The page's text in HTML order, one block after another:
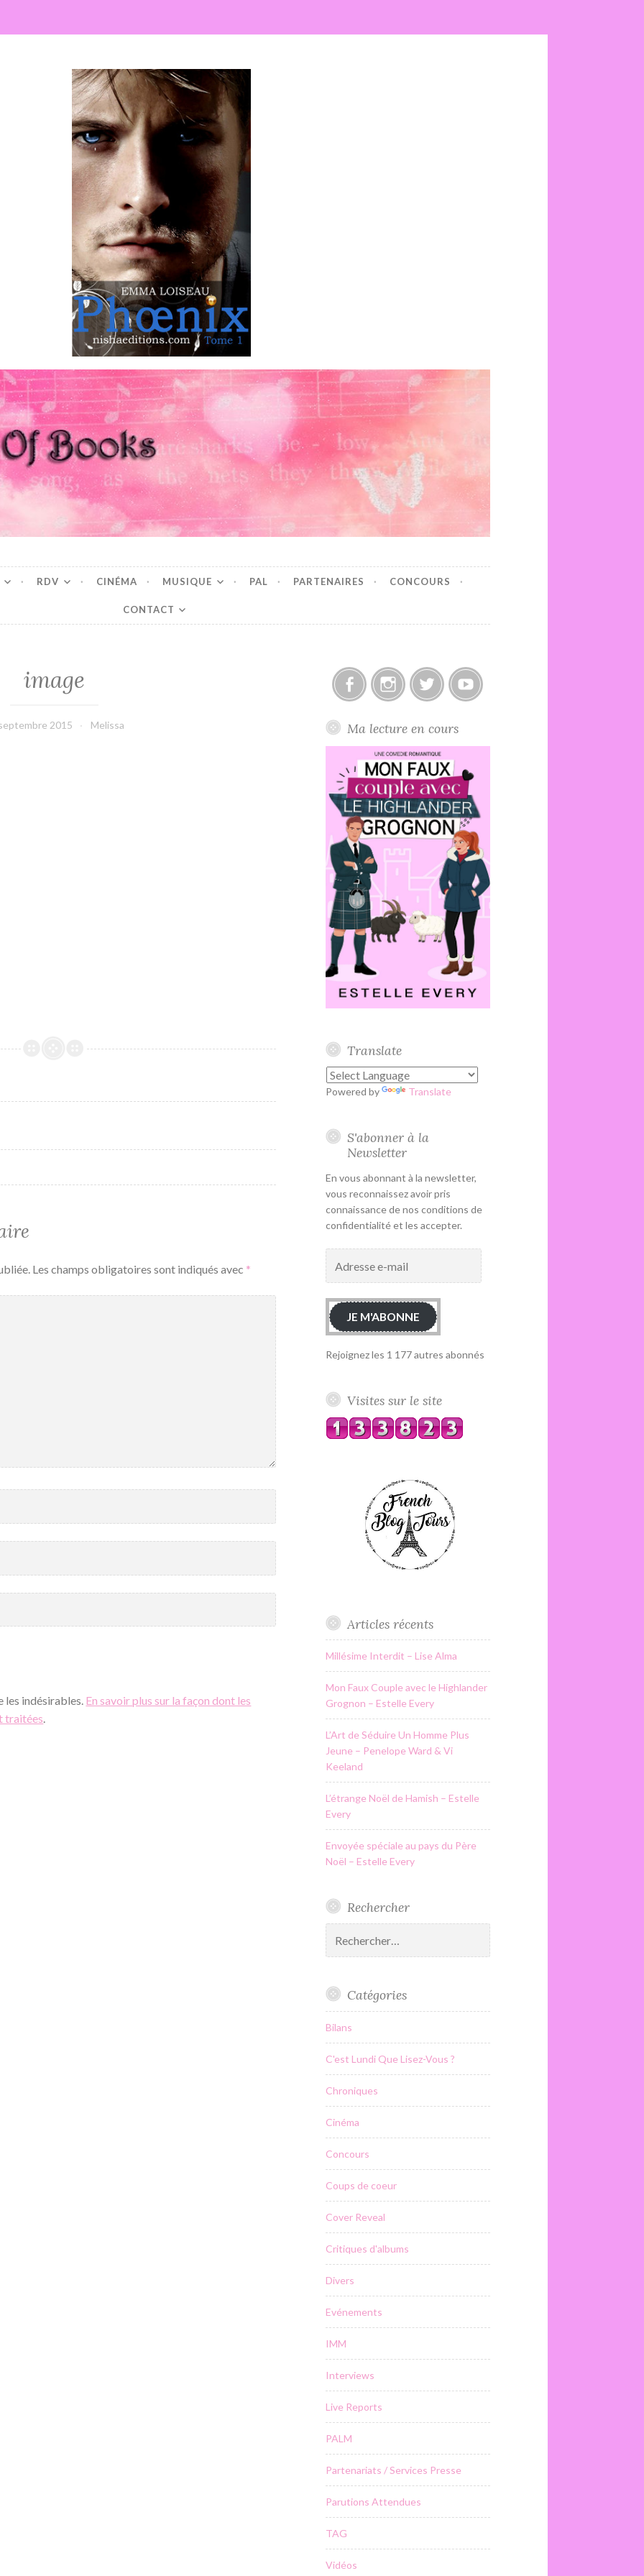
RDV CINÉMA MUSIQUE PAL PARTENAIRES CONCOURS
CONTACT
image
2015 Melissa
Les champs obligatoires sont indiqués avec *
les indésirables. En savoir plus sur la façon dont les
traitées.
Ma lecture en cours
Translate
Powered by Translate
S'abonner à la
Newsletter
En vous abonnant à la newsletter,
vous reconnaissez avoir pris
connaissance de nos conditions de
confidentialité et les accepter.
mail
JE M'ABONNE
Rejoignez les 1 177 autres abonnés
Visites sur le site
Articles récents
Millésime Interdit – Lise Alma
Mon Faux Couple avec le Highlander
Grognon – Estelle Every
L’Art de Séduire Un Homme Plus
Jeune – Penelope Ward & Vi
Keeland
L’étrange Noël de Hamish – Estelle
Every
Envoyée spéciale au pays du Père
Noël – Estelle Every
Rechercher
Catégories
Bilans
C'est Lundi Que Lisez-Vous ?
Chroniques
Cinéma
Concours
Coups de coeur
Cover Reveal
Critiques d'albums
Divers
Evénements
IMM
Interviews
Live Reports
PALM
Partenariats / Services Presse
Parutions Attendues
TAG
Vidéos